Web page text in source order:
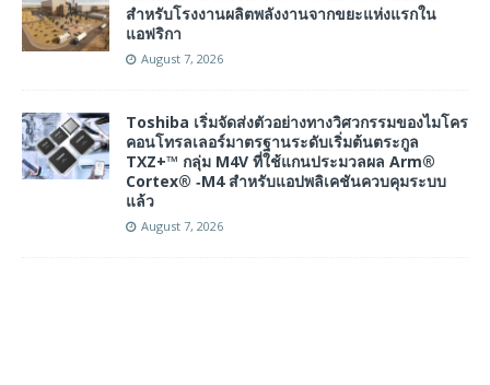
สำหรับโรงงานผลิตพลังงานจากขยะแห่งแรกใน
แอฟริกา
August 7, 2026
Toshiba เริ่มจัดส่งตัวอย่างทางวิศวกรรมของไมโคร
คอนโทรลเลอร์มาตรฐานระดับเริ่มต้นตระกูล
TXZ+™ กลุ่ม M4V ที่ใช้แกนประมวลผล Arm®
Cortex® ‑M4 สำหรับแอปพลิเคชันควบคุมระบบ
แล้ว
August 7, 2026